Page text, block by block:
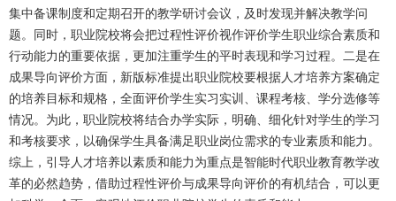
集中备课制度和定期召开的教学研讨会议，及时发现并解决教学问
题。同时，职业院校将会把过程性评价视作评价学生职业综合素质和
行动能力的重要依据，更加注重学生的平时表现和学习过程。二是在
成果导向评价方面，新版标准提出职业院校要根据人才培养方案确定
的培养目标和规格，全面评价学生实习实训、课程考核、学分选修等
情况。为此，职业院校将结合办学实际，明确、细化针对学生的学习
和考核要求，以确保学生具备满足职业岗位需求的专业素质和能力。
综上，引导人才培养以素质和能力为重点是智能时代职业教育教学改
革的必然趋势，借助过程性评价与成果导向评价的有机结合，可以更